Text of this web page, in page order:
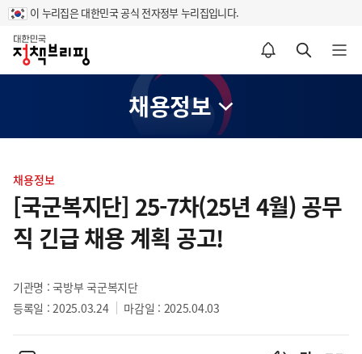
이 누리집은 대한민국 공식 전자정부 누리집입니다.
홈
알림설정 바로가기 검색 바로가기 메뉴 열기
채용정보
텐
츠
영
역
채용정보
[국군복지단] 25-7차(25년 4월) 공무
직 긴급 채용 계획 공고!
기관명 : 국방부 국군복지단
등록일 : 2025.03.24
마감일 : 2025.04.03